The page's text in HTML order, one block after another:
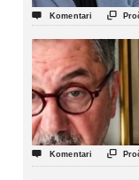
 Komentari 
 Komentari 